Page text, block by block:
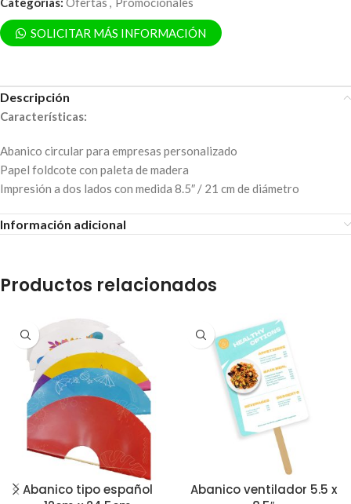
SOLICITAR MÁS INFORMACIÓN
Descripción
Características:
Abanico circular para empresas personalizado
Papel foldcote con paleta de madera
Impresión a dos lados con medida 8.5″ / 21 cm de diámetro
Información adicional
Productos relacionados
Abanico tipo español
Abanico ventilador 5.5 x